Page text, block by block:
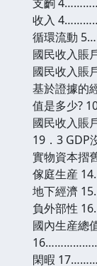
收入
循環流動
國民收入
國民收入
基於證據的
值是多少
國民收入
19．3
實物資本
傢庭生産
地下經濟
負外部性
國內生産總
閑暇